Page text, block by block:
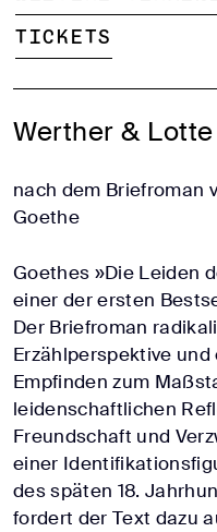
Tickets
Werther &
nach dem Briefroman
Goethe
Goethes »Die Leiden
einer der ersten
Der Briefroman
Erzählperspektive
Empfinden zum
leidenschaftlichen
Freundschaft und
einer
des späten 18.
fordert der Text dazu